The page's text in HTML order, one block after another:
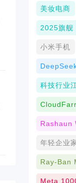
美妆电商
2025旗舰
小米手机
科技行业
Rashaun
年轻企业
Ray-Ban
Meta